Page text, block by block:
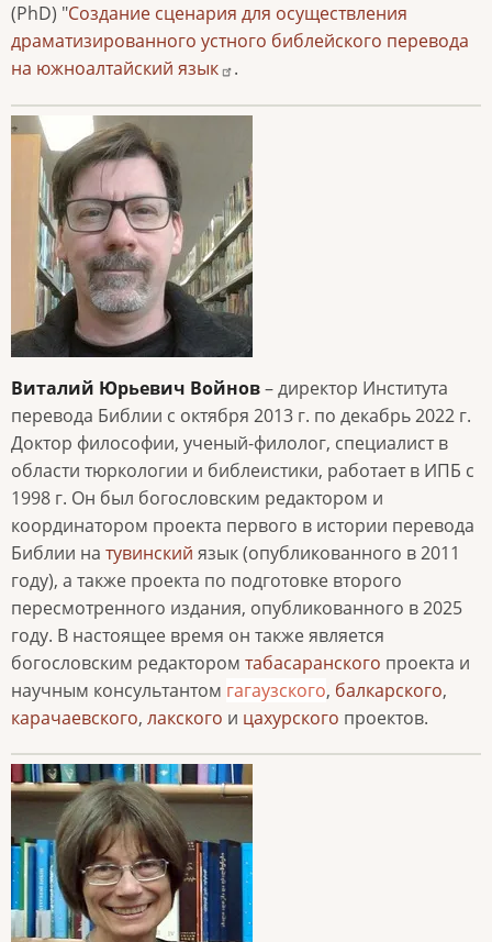
(PhD) "Создание сценария для осуществления
драматизированного устного библейского перевода
на южноалтайский язык
.
Виталий Юрьевич Войнов– директор Института
перевода Библии с октября 2013 г. по декабрь 2022 г.
Доктор философии, ученый-филолог, специалист в
области тюркологии и библеистики, работает в ИПБ c
1998 г. Он был богословским редактором и
координатором проекта первого в истории перевода
Библии на тувинский язык (опубликованного в 2011
году), а также проекта по подготовке второго
пересмотренного издания, опубликованного в 2025
году. В настоящее время он также является
богословским редактором табасаранского проекта и
научным консультантом гагаузского, балкарского,
карачаевского, лакского и цахурского проектов.